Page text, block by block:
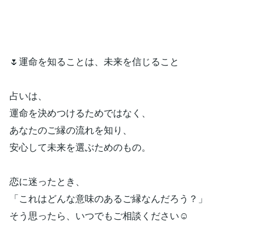
🌷運命を知ることは、未来を信じること
占いは、
運命を決めつけるためではなく、
あなたのご縁の流れを知り、
安心して未来を選ぶためのもの。
恋に迷ったとき、
「これはどんな意味のあるご縁なんだろう？」
そう思ったら、いつでもご相談ください☺️